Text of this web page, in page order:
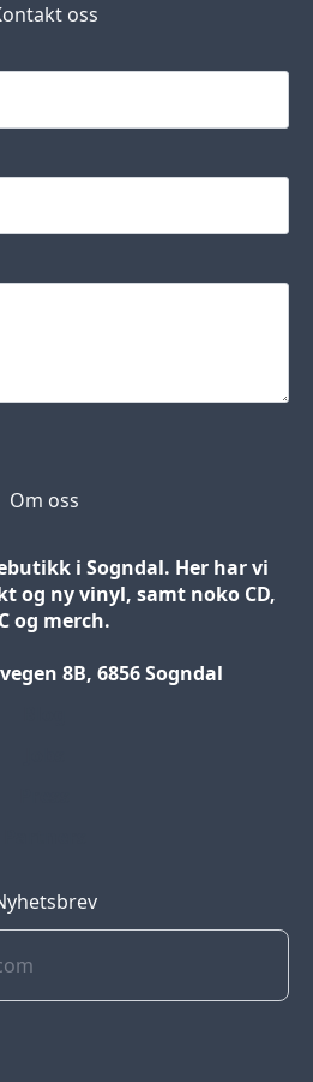
oss
Om oss
i Sogndal. Her har vi
og ny vinyl, samt noko CD,
og merch.
8B, 6856 Sogndal